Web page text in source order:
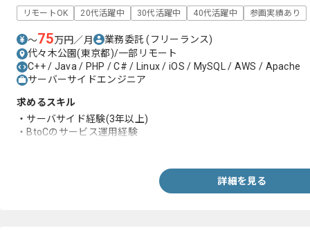
リモートOK 20代活躍中 30代活躍中 40代活躍中 参画実績あり
〜75万円／月 業務委託(フリーランス)
代々木公園(東京都)/一部リモート
C++ / Java / PHP / C# / Linux / iOS / MySQL / AWS / Apache
サーバーサイドエンジニア
求めるスキル
・サーバサイド経験(3年以上)
・BtoCのサービス運用経験
詳細を見る